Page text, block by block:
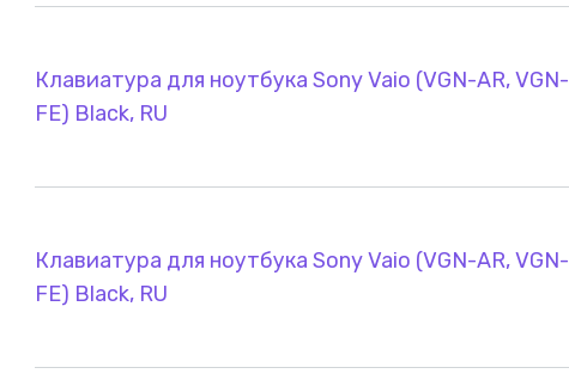
Клавиатура для ноутбука Sony Vaio (VGN-AR, VGN-
FE) Black, RU
Клавиатура для ноутбука Sony Vaio (VGN-AR, VGN-
FE) Black, RU